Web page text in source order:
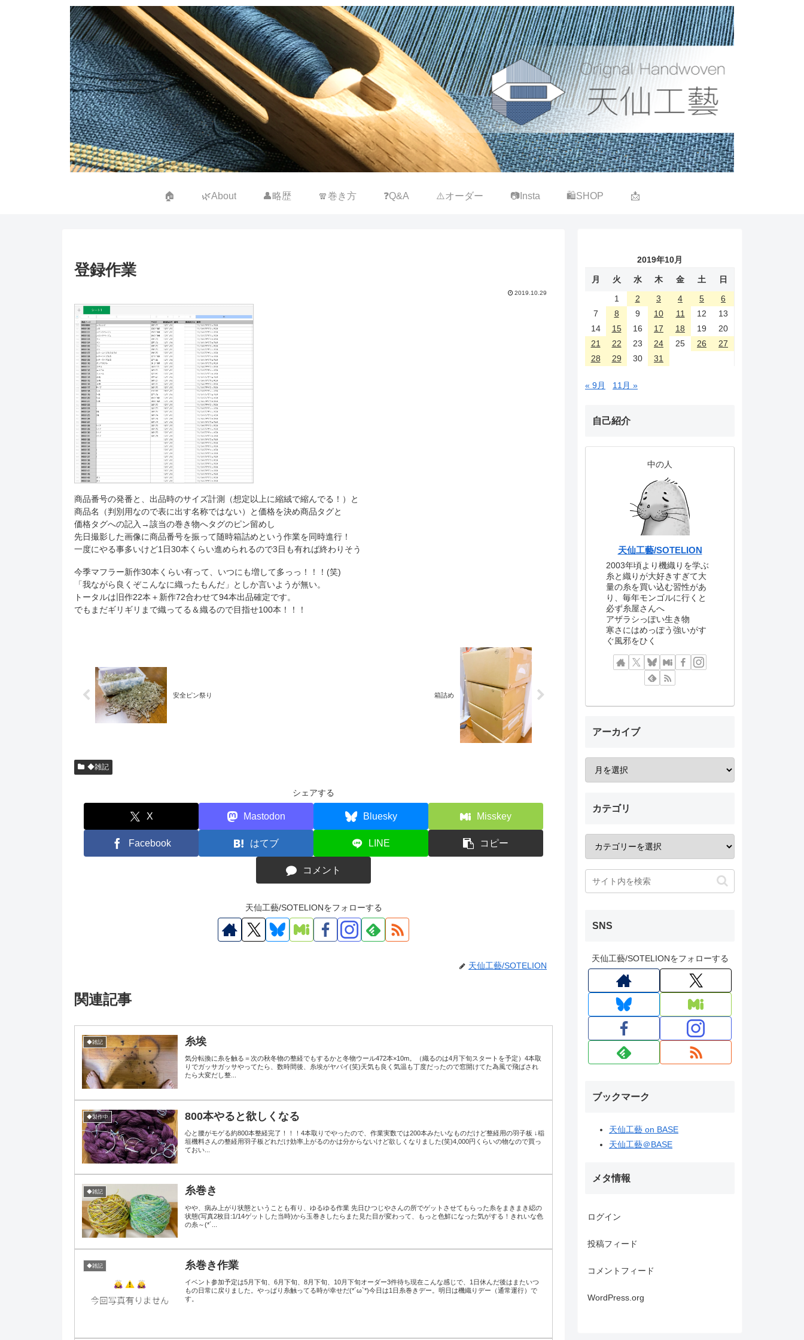
🏠 🌿About 👤略歴 🧣巻き方 ❓Q&A ⚠️オーダー 📷Insta 🛍SHOP 📩
登録作業
2019.10.29
商品番号の発番と、出品時のサイズ計測（想定以上に縮絨で縮んでる！）と
商品名（判別用なので表に出す名称ではない）と価格を決め商品タグと
価格タグへの記入→該当の巻き物へタグのピン留めし
先日撮影した画像に商品番号を振って随時箱詰めという作業を同時進行！
一度にやる事多いけど1日30本くらい進められるので3日も有れば終わりそう
今季マフラー新作30本くらい有って、いつにも増して多っっ！！！(笑)
「我ながら良くぞこんなに織ったもんだ」としか言いようが無い。
トータルは旧作22本＋新作72合わせて94本出品確定です。
でもまだギリギリまで織ってる＆織るので目指せ100本！！！
安全ピン祭り 箱詰め
◆雑記
シェアする
X Mastodon Bluesky Misskey
Facebook はてブ LINE コピー
コメント
天仙工藝/SOTELIONをフォローする
天仙工藝/SOTELION
関連記事
◆雑記 糸埃
気分転換に糸を触る＝次の秋冬物の整経でもするかと冬物ウール472本×10m。（織るのは4月下旬スタートを予定）4本取
りでガッサガッサやってたら、数時間後、糸埃がヤバイ(笑)天気も良く気温も丁度だったので窓開けてた為風で飛ばされ
たら大変だし整...
◆製作中 800本やると欲しくなる
心と腰がモゲる約800本整経完了！！！4本取りでやったので、作業実数では200本みたいなものだけど整経用の羽子板 ↓稲
垣機料さんの整経用羽子板どれだけ効率上がるのかは分からないけど欲しくなりました(笑)4,000円くらいの物なので買っ
ておい...
◆雑記 糸巻き
やや、病み上がり状態ということも有り、ゆるゆる作業 先日ひつじやさんの所でゲットさせてもらった糸をまきまき綛の
状態(写真2枚目:1/14ゲットした当時)から玉巻きしたらまた見た目が変わって、もっと色鮮になった気がする！きれいな色
の糸～(*´...
◆雑記 糸巻き作業
イベント参加予定は5月下旬、6月下旬、8月下旬、10月下旬オーダー3件待ち現在こんな感じで、1日休んだ後はまたいつ
もの日常に戻りました。やっぱり糸触ってる時が幸せだ(*´ω`*)今日は1日糸巻きデー。明日は機織りデー（通常運行）で
す。
2019年10月
月 火 水 木 金 土
日
1
2 3 4 5
6
7
8 9 10 11 12
13
14
15 16 17 18 19
20
21
22 23 24 25 26
27
28
29 30 31
« 9月 11月 »
自己紹介
中の人
天仙工藝/SOTELION
2003年頃より機織りを学ぶ
糸と織りが大好きすぎて大
量の糸を買い込む習性があ
り、毎年モンゴルに行くと
必ず糸屋さんへ
アザラシっぽい生き物
寒さにはめっぽう強いがす
ぐ風邪をひく
アーカイブ
カテゴリ
SNS
天仙工藝/SOTELIONをフォローする
ブックマーク
天仙工藝 on BASE
天仙工藝＠BASE
メタ情報
ログイン
投稿フィード
コメントフィード
WordPress.org